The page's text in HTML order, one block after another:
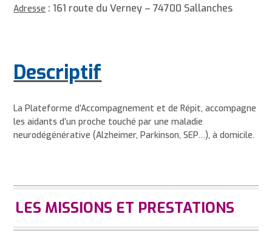
Adresse : 161 route du Verney – 74700 Sallanches
Descriptif
La Plateforme d’Accompagnement et de Répit, accompagne
les aidants d’un proche touché par une maladie
neurodégénérative (Alzheimer, Parkinson, SEP…), à domicile.
LES MISSIONS ET PRESTATIONS